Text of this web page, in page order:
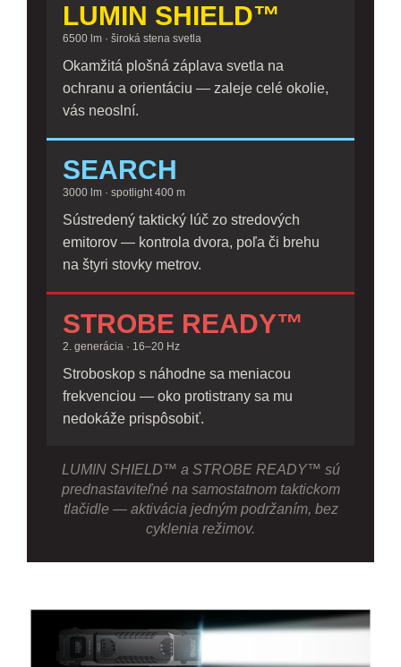
LUMIN SHIELD™
6500 lm · široká stena svetla
Okamžitá plošná záplava svetla na
ochranu a orientáciu — zaleje celé okolie,
vás neoslní.
SEARCH
3000 lm · spotlight 400 m
Sústredený taktický lúč zo stredových
emitorov — kontrola dvora, poľa či brehu
na štyri stovky metrov.
STROBE READY™
2. generácia · 16–20 Hz
Stroboskop s náhodne sa meniacou
frekvenciou — oko protistrany sa mu
nedokáže prispôsobiť.
LUMIN SHIELD™ a STROBE READY™ sú
prednastaviteľné na samostatnom taktickom
tlačidle — aktivácia jedným podržaním, bez
cyklenia režimov.